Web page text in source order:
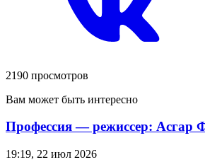
2190 просмотров
Вам может быть интересно
Профессия — режиссер: Асгар
19:19, 22 июл 2026